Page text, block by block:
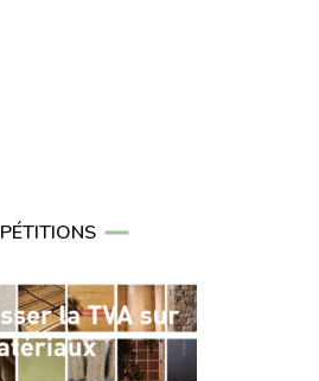
PÉTITIONS